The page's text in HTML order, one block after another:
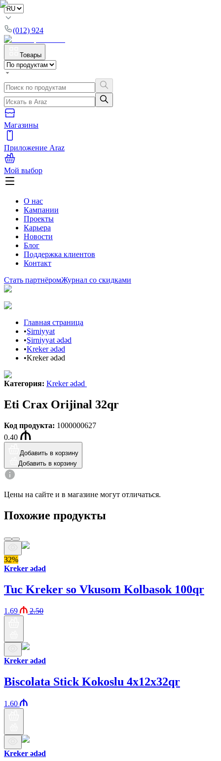
(012) 924
Товары
Магазины
Приложение Araz
Мой выбор
О нас
Кампании
Проекты
Карьера
Новости
Блог
Поддержка клиентов
Контакт
Стать партнёромЖурнал со скидками
Главная страница
•Şirniyyat
•Şirniyyat ədəd
•Kreker ədəd
•Kreker ədəd
Категория: Kreker ədəd
Eti Crax Orijinal 32qr
Код продукта: 1000000627
0.40
Добавить в корзину
Добавить в корзину
Цены на сайте и в магазине могут отличаться.
Похожие продукты
32%
Kreker ədəd
Tuc Kreker so Vkusom Kolbasok 100qr
1.69 2.50
Kreker ədəd
Biscolata Stick Kokoslu 4x12x32qr
1.60
Kreker ədəd